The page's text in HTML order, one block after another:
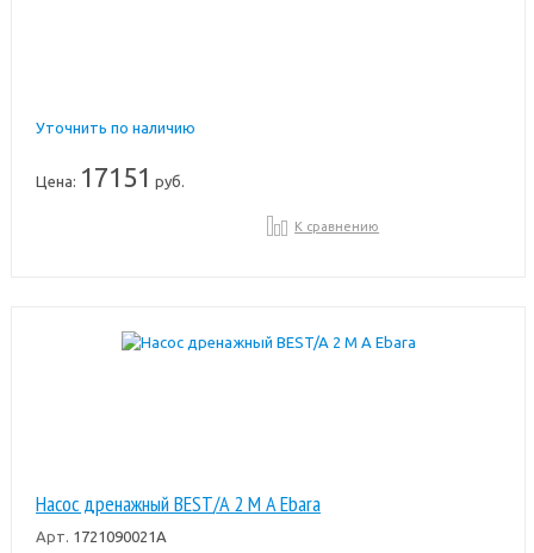
Уточнить по наличию
Цена: 17151 руб.
К сравнению
Насос дренажный BEST/A 2 M A Ebara
Арт. 1721090021A